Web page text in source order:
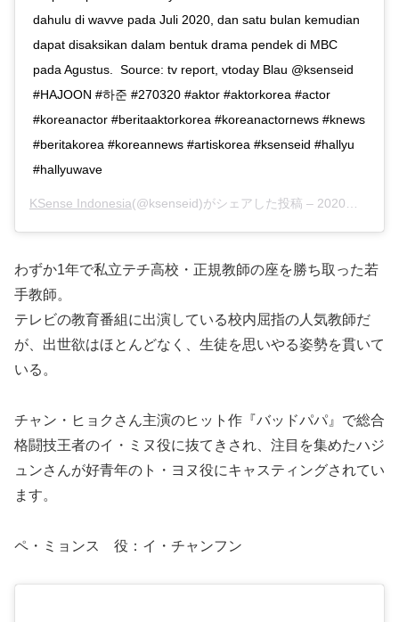
dahulu di wavve pada Juli 2020, dan satu bulan kemudian
dapat disaksikan dalam bentuk drama pendek di MBC
pada Agustus.⁣ ⁣ Source: tv report, vtoday⁣⁣⁣ Blau⁣⁣⁣ @ksenseid⁣⁣⁣ ⁣⁣⁣
#HAJOON #하준 #270320 #aktor #aktorkorea #actor
#koreanactor #beritaaktorkorea #koreanactornews #knews
#beritakorea #koreannews #artiskorea #ksenseid #hallyu
#hallyuwave⁣
KSense Indonesia(@ksenseid)がシェアした投稿 – 2020年 3月月26日午後7時50分PDT
わずか1年で私立テチ高校・正規教師の座を勝ち取った若
手教師。
テレビの教育番組に出演している校内屈指の人気教師だ
が、出世欲はほとんどなく、生徒を思いやる姿勢を貫いて
いる。
チャン・ヒョクさん主演のヒット作『バッドパパ』で総合
格闘技王者のイ・ミヌ役に抜てきされ、注目を集めたハジ
ュンさんが好青年のト・ヨヌ役にキャスティングされてい
ます。
ペ・ミョンス 役：イ・チャンフン